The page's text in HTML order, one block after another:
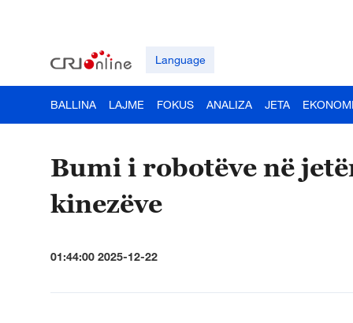
Language
BALLINA LAJME FOKUS ANALIZA JETA
Bumi i robotëve në
kinezëve
01:44:00 2025-12-22